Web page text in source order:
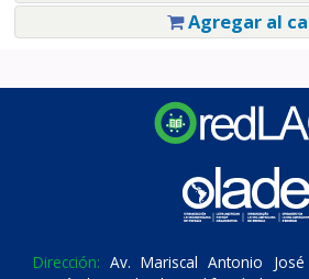
Agregar al
Dirección: Av. Mariscal Antonio